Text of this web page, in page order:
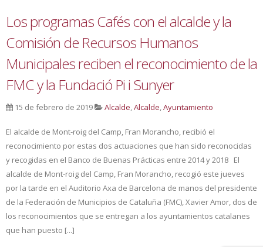
Los programas Cafés con el alcalde y la
Comisión de Recursos Humanos
Municipales reciben el reconocimiento de la
FMC y la Fundació Pi i Sunyer
15 de febrero de 2019 Alcalde,Alcalde,Ayuntamiento
El alcalde de Mont-roig del Camp, Fran Morancho, recibió el
reconocimiento por estas dos actuaciones que han sido reconocidas
y recogidas en el Banco de Buenas Prácticas entre 2014 y 2018 El
alcalde de Mont-roig del Camp, Fran Morancho, recogió este jueves
por la tarde en el Auditorio Axa de Barcelona de manos del presidente
de la Federación de Municipios de Cataluña (FMC), Xavier Amor, dos de
los reconocimientos que se entregan a los ayuntamientos catalanes
que han puesto [...]